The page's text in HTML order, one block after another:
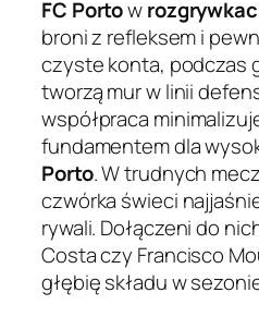
FC Portow
broni z refleksem i
czyste konta, podczas
tworzą mur w linii
współpraca
fundamentem dla
Porto. W trudnych
czwórka świeci
rywali. Dołączeni do
Costa czy Francisco
głębię składu w